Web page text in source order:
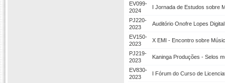
EV099-
2024
I Jornada de Estudos sobre
PJ220-
2023
Auditório Onofre Lopes
EV150-
2023
X EMI - Encontro sobre
PJ219-
2023
Kaninga Produções - Selos
EV830-
2023
I Fórum do Curso de